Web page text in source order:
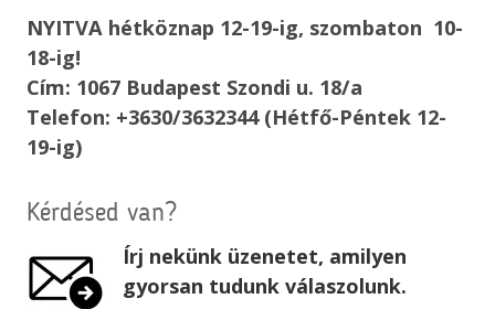
NYITVA hétköznap 12-19-ig, szombaton 10-
18-ig!
Cím: 1067 Budapest Szondi u. 18/a
Telefon: +3630/3632344 (Hétfő-Péntek 12-
19-ig)
Kérdésed van?
Írj nekünk üzenetet, amilyen
gyorsan tudunk válaszolunk.